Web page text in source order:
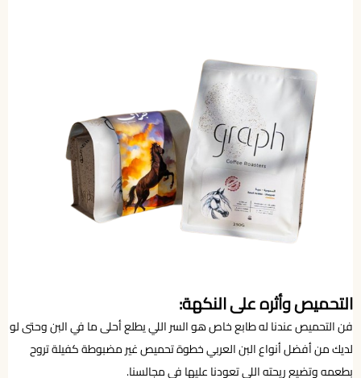
التحميص وأثره على النكهة:
فن التحميص عندنا له طابع خاص هو السر اللي يطلع أحلى ما في البن وحتى لو
لديك من أفضل أنواع البن العربي خطوة تحميص غير مضبوطة كفيلة تروح
بطعمه وتضيع ريحته اللي تعودنا عليها في مجالسنا.